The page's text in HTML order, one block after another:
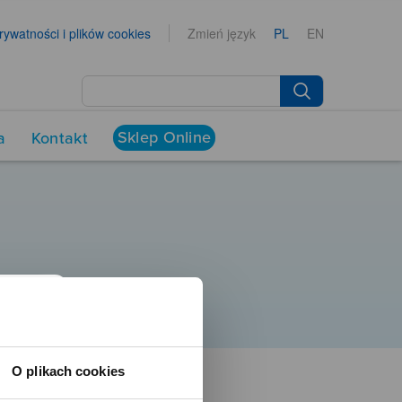
O plikach cookies
i plików cookies Zmień język PL EN
Kontakt Sklep Online